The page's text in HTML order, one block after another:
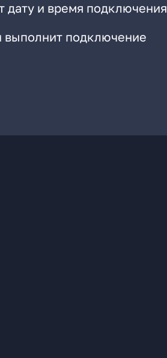
дату и время подключения
выполнит подключение